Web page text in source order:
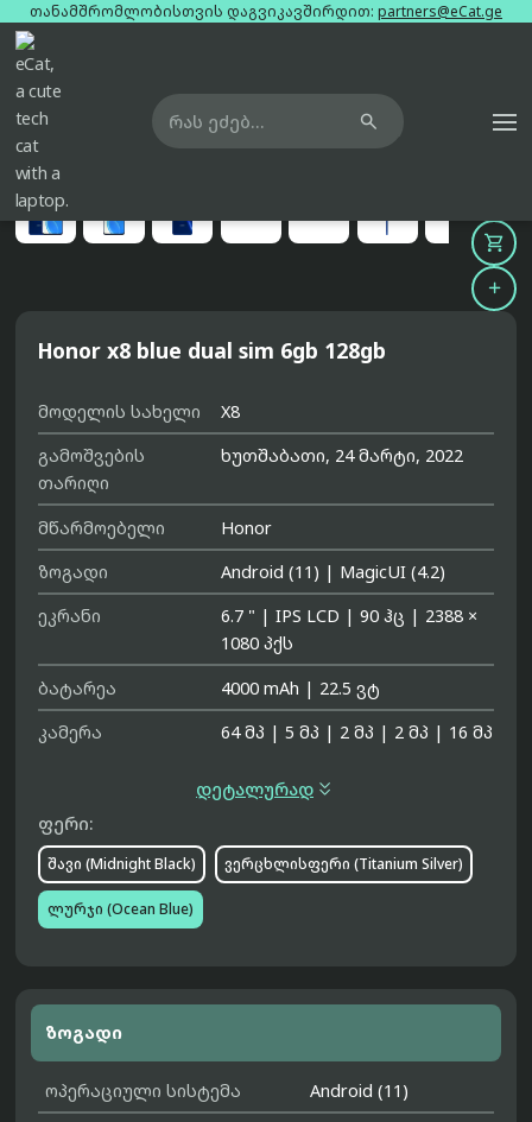
თანამშრომლობისთვის დაგვიკავშირდით: partners@eCat.ge

მთავარი ტელეფონები

Honor x8 blue dual sim 6gb 128gb
მოდელის სახელი
X8
გამოშვების
თარიღი
ხუთშაბათი, 24 მარტი, 2022
მწარმოებელი
Honor
ზოგადი
Android (11) | MagicUI (4.2)
ეკრანი
6.7 " | IPS LCD | 90 ჰც | 2388 ×
1080 პქს
ბატარეა
4000 mAh | 22.5 ვტ
კამერა
64 მპ | 5 მპ | 2 მპ | 2 მპ | 16 მპ
დეტალურად 
ფერი:
შავი (Midnight Black) ვერცხლისფერი (Titanium Silver)
ლურჯი (Ocean Blue)


ზოგადი
ოპერაციული სისტემა
Android (11)